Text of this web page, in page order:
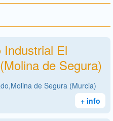
Industrial El
de Segura)
de Segura (Murcia)
+ info